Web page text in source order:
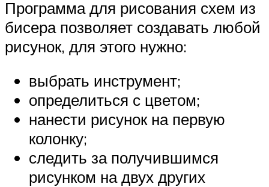
Программа для рисования схем из
бисера позволяет создавать любой
рисунок, для этого нужно:
выбрать инструмент;
определиться с цветом;
нанести рисунок на первую
колонку;
следить за получившимся
рисунком на двух других